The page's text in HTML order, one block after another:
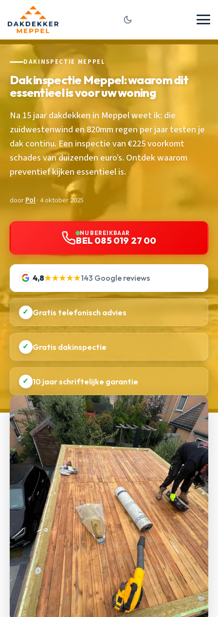
DAKINSPECTIE MEPPEL
Dak inspectie Meppel: waarom dit
essentieel is voor uw woning
Na 15 jaar dakdekken in Meppel weet ik: die
zuidwestenwind en 820mm regen per jaar testen je
dak continu. Een inspectie van €225 voorkomt
schades van duizenden euro’s. Ontdek waarom
preventief kijken essentieel is.
doorPol· 4 oktober 2025
NU BEREIKBAAR
BEL 085 019 27 00
4,8★★★★★143 Google reviews
✓ Gratis telefonisch advies
✓ Gratis dakinspectie
✓ 10 jaar schriftelijke garantie